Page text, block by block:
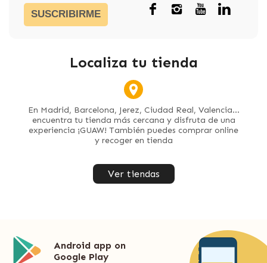
SUSCRIBIRME
Localiza tu tienda
En Madrid, Barcelona, Jerez, Ciudad Real, Valencia...
encuentra tu tienda más cercana y disfruta de una
experiencia ¡GUAW! También puedes comprar online
y recoger en tienda
Ver tiendas
Android app on
Google Play